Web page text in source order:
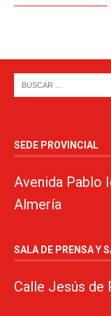
SEDE PROVINCIAL
Avenida Pablo
Almería
SALA DE PRENSA Y
Calle Jesús de